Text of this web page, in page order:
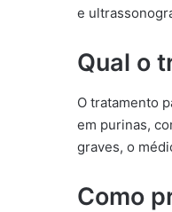
e
Qual o
O tratamento
em purinas,
graves, o
Como